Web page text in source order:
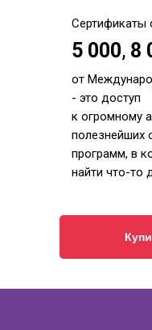
Сертификаты
от
- это доступ
к огромному
полезнейших
программ, в
найти что-то
5 000, 8